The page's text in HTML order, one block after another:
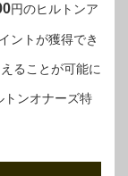
円のヒルトンア
ントが獲得でき
ることが可能に
ンオナーズ特